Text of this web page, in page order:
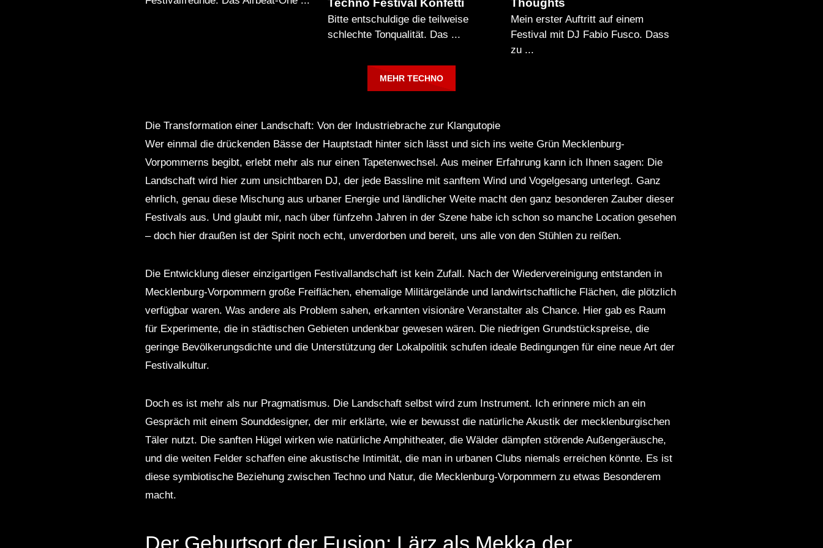
Techno Festival Konfetti
Bitte entschuldige die teilweise
schlechte Tonqualität. Das ...
Thoughts
Mein erster Auftritt auf einem
Festival mit DJ Fabio Fusco. Dass
zu ...
MEHR TECHNO
Die Transformation einer Landschaft: Von der Industriebrache zur Klangutopie
Wer einmal die drückenden Bässe der Hauptstadt hinter sich lässt und sich ins weite Grün Mecklenburg-
Vorpommerns begibt, erlebt mehr als nur einen Tapetenwechsel. Aus meiner Erfahrung kann ich Ihnen sagen: Die
Landschaft wird hier zum unsichtbaren DJ, der jede Bassline mit sanftem Wind und Vogelgesang unterlegt. Ganz
ehrlich, genau diese Mischung aus urbaner Energie und ländlicher Weite macht den ganz besonderen Zauber dieser
Festivals aus. Und glaubt mir, nach über fünfzehn Jahren in der Szene habe ich schon so manche Location gesehen
– doch hier draußen ist der Spirit noch echt, unverdorben und bereit, uns alle von den Stühlen zu reißen.
Die Entwicklung dieser einzigartigen Festivallandschaft ist kein Zufall. Nach der Wiedervereinigung entstanden in
Mecklenburg-Vorpommern große Freiflächen, ehemalige Militärgelände und landwirtschaftliche Flächen, die plötzlich
verfügbar waren. Was andere als Problem sahen, erkannten visionäre Veranstalter als Chance. Hier gab es Raum
für Experimente, die in städtischen Gebieten undenkbar gewesen wären. Die niedrigen Grundstückspreise, die
geringe Bevölkerungsdichte und die Unterstützung der Lokalpolitik schufen ideale Bedingungen für eine neue Art der
Festivalkultur.
Doch es ist mehr als nur Pragmatismus. Die Landschaft selbst wird zum Instrument. Ich erinnere mich an ein
Gespräch mit einem Sounddesigner, der mir erklärte, wie er bewusst die natürliche Akustik der mecklenburgischen
Täler nutzt. Die sanften Hügel wirken wie natürliche Amphitheater, die Wälder dämpfen störende Außengeräusche,
und die weiten Felder schaffen eine akustische Intimität, die man in urbanen Clubs niemals erreichen könnte. Es ist
diese symbiotische Beziehung zwischen Techno und Natur, die Mecklenburg-Vorpommern zu etwas Besonderem
macht.
Der Geburtsort der Fusion: Lärz als Mekka der